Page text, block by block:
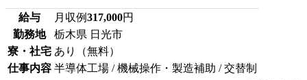
給与 月収例317,000円
勤務地
栃木県 日光市
寮・社宅 あり（無料）
仕事内容 半導体工場 / 機械操作・製造補助 / 交替制